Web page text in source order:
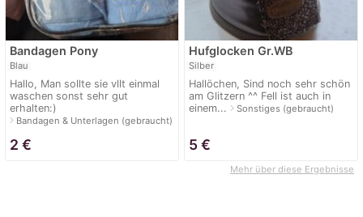
Bandagen Pony
Blau
Hallo, Man sollte sie vllt einmal
waschen sonst sehr gut
erhalten:)
navigate_nextBandagen & Unterlagen (gebraucht)
2 €
Hufglocken Gr.WB
Silber
Hallöchen, Sind noch sehr schön
am Glitzern ^^ Fell ist auch in
einem... navigate_nextSonstiges (gebraucht)
5 €
Mehr über diese Ergebnisse